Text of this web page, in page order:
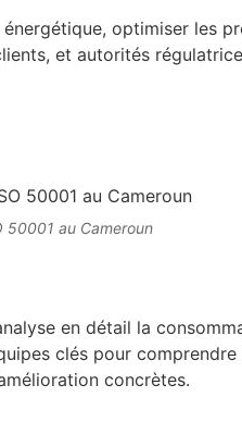
optimiser les
et autorités
au Cameroun
en détail la
clés pour
concrètes.